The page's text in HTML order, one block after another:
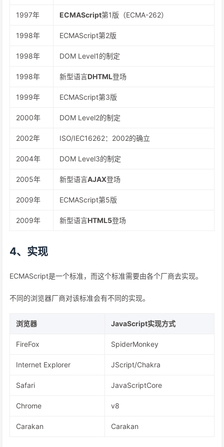
1997年 ECMAScript第1版（ECMA-262）
1998年 ECMAScript第2版
1998年 DOM Level1的制定
1998年 新型语言DHTML登场
1999年 ECMAScript第3版
2000年 DOM Level2的制定
2002年 ISO/IEC16262：2002的确立
2004年 DOM Level3的制定
2005年 新型语言AJAX登场
2009年 ECMAScript第5版
2009年 新型语言HTML5登场
4、实现
ECMAScript是一个标准，而这个标准需要由各个厂商去实现。
不同的浏览器厂商对该标准会有不同的实现。
浏览器 JavaScript实现方式
FireFox SpiderMonkey
Internet Explorer JScript/Chakra
Safari JavaScriptCore
Chrome v8
Carakan Carakan